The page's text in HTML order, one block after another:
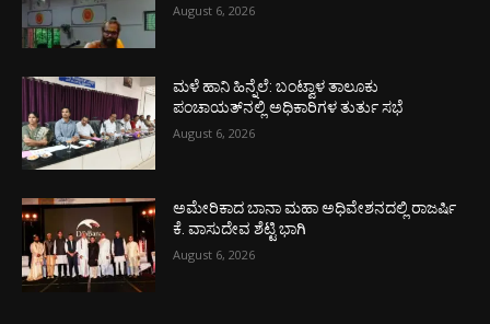
August 6, 2026
ಮಳೆ ಹಾನಿ ಹಿನ್ನೆಲೆ: ಬಂಟ್ವಾಳ ತಾಲೂಕು
ಪಂಚಾಯತ್‌ನಲ್ಲಿ ಅಧಿಕಾರಿಗಳ ತುರ್ತು ಸಭೆ
August 6, 2026
ಅಮೇರಿಕಾದ ಬಾನಾ ಮಹಾ ಅಧಿವೇಶನದಲ್ಲಿ ರಾಜರ್ಷಿ
ಕೆ. ವಾಸುದೇವ ಶೆಟ್ಟಿ ಭಾಗಿ
August 6, 2026